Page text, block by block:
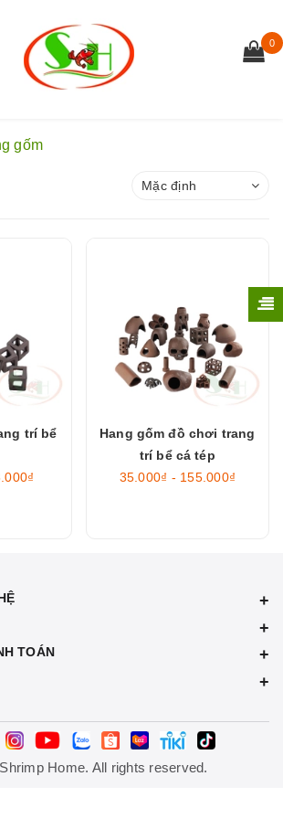
0
gốm
Mặc định
trí bể
Hang gốm đồ chơi trang
trí bể cá tép
35.000₫ - 155.000₫
TOÁN
Home. All rights reserved.